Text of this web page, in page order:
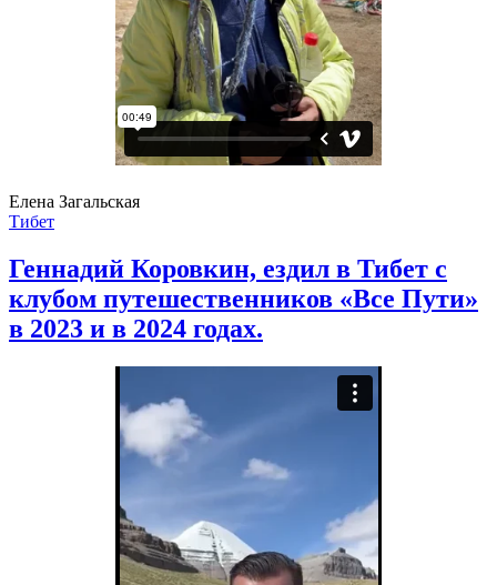
Елена Загальская
Тибет
Геннадий Коровкин, ездил в Тибет с
клубом путешественников «Все Пути»
в 2023 и в 2024 годах.